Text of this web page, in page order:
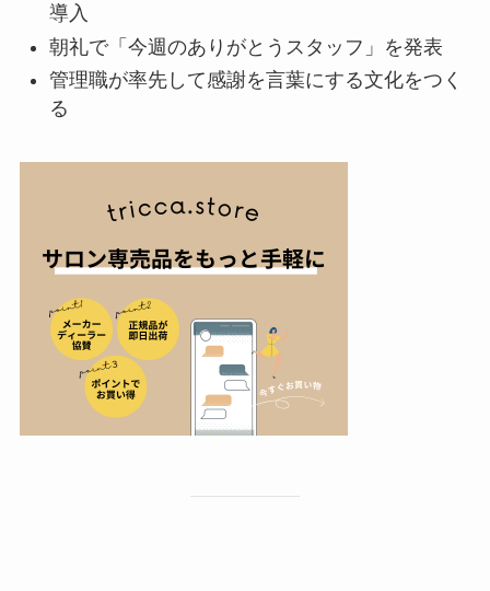
導入
朝礼で「今週のありがとうスタッフ」を発表
管理職が率先して感謝を言葉にする文化をつく
る